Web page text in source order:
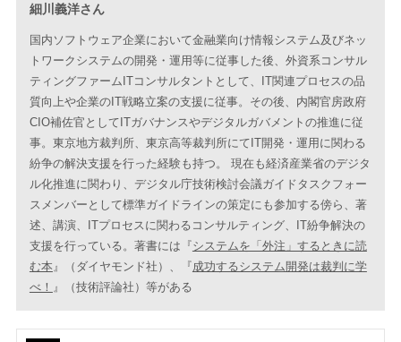
細川義洋さん
国内ソフトウェア企業において金融業向け情報システム及びネッ
トワークシステムの開発・運用等に従事した後、外資系コンサル
ティングファームITコンサルタントとして、IT関連プロセスの品
質向上や企業のIT戦略立案の支援に従事。その後、内閣官房政府
CIO補佐官としてITガバナンスやデジタルガバメントの推進に従
事。東京地方裁判所、東京高等裁判所にてIT開発・運用に関わる
紛争の解決支援を行った経験も持つ。 現在も経済産業省のデジタ
ル化推進に関わり、デジタル庁技術検討会議ガイドタスクフォー
スメンバーとして標準ガイドラインの策定にも参加する傍ら、著
述、講演、ITプロセスに関わるコンサルティング、IT紛争解決の
支援を行っている。著書には『システムを「外注」するときに読
む本 』（ダイヤモンド社）、『成功するシステム開発は裁判に学
べ！ 』（技術評論社）等がある